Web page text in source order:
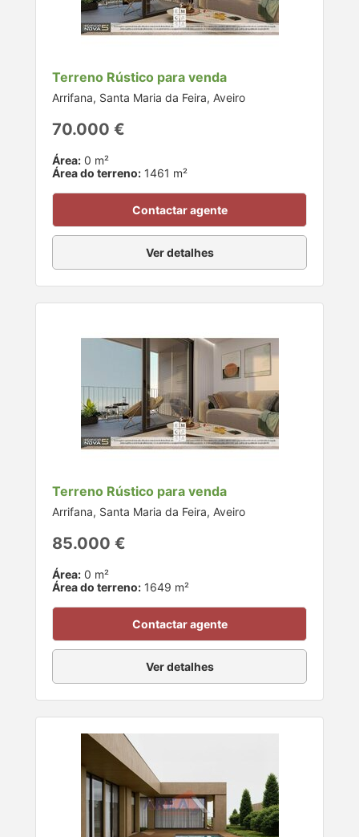
Terreno Rústico para venda
Arrifana, Santa Maria da Feira, Aveiro
70.000 €
Área: 0 m²
Área do terreno: 1461 m²
Contactar agente
Ver detalhes
Terreno Rústico para venda
Arrifana, Santa Maria da Feira, Aveiro
85.000 €
Área: 0 m²
Área do terreno: 1649 m²
Contactar agente
Ver detalhes